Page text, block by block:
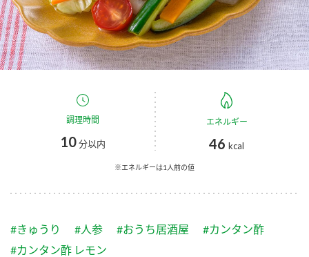
みりん風・料理酒 鍋用調味料
つゆ たれ
スープ 中華
ふりかけ おすしの素
商品ブランドサイト
Fibee（ファイビー）
くらしプラ酢
お酢ドリンク
つゆ
納豆のサイト
企業情報
国内事業概要
企業理念
ミツカンの歴史
ミツカンを知る
環境への取り組み
お客様相談センター
調理時間
10分以内
エネルギー
46 kcal
※エネルギーは1人前の値
#きゅうり #人参 #おうち居酒屋
#カンタン酢
#カンタン酢 レモン